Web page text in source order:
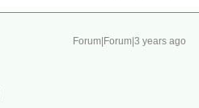
Forum|Forum|3 years ago